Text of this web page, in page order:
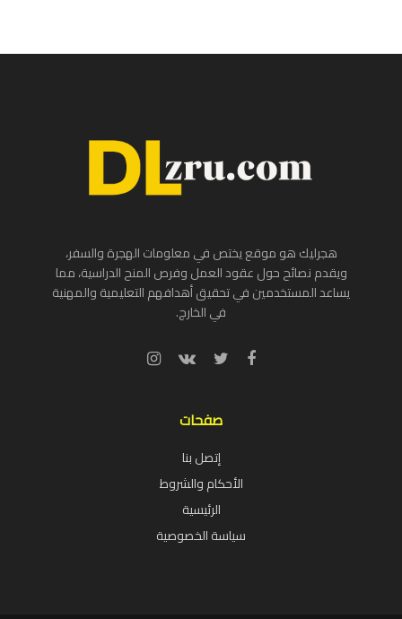
هجرليك هو موقع يختص في معلومات الهجرة والسفر،
ويقدم نصائح حول عقود العمل وفرص المنح الدراسية، مما
يساعد المستخدمين في تحقيق أهدافهم التعليمية والمهنية
في الخارج.
صفحات
إتصل بنا
الأحكام والشروط
الرئيسية
سياسة الخصوصية